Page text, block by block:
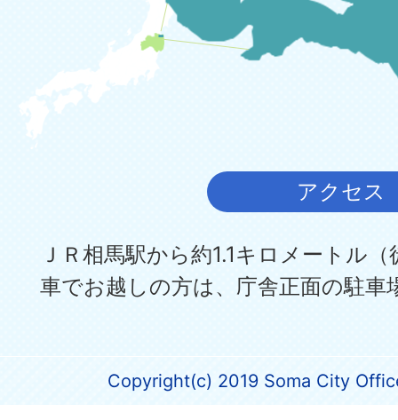
アクセス
ＪＲ相馬駅から約1.1キロメートル
車でお越しの方は、庁舎正面の駐車
Copyright(c) 2019 Soma City